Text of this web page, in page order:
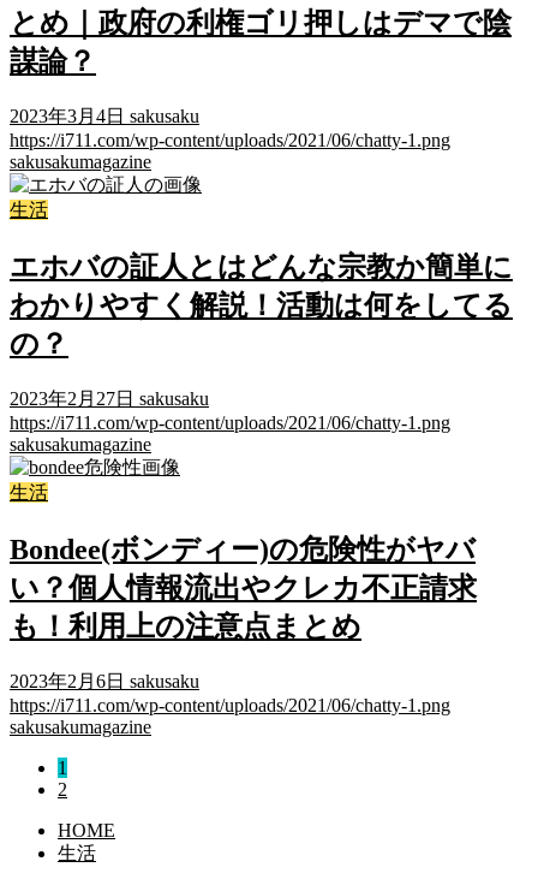
とめ｜政府の利権ゴリ押しはデマで陰
謀論？
2023年3月4日 sakusaku
https://i711.com/wp-content/uploads/2021/06/chatty-1.png
sakusakumagazine
生活
エホバの証人とはどんな宗教か簡単に
わかりやすく解説！活動は何をしてる
の？
2023年2月27日 sakusaku
https://i711.com/wp-content/uploads/2021/06/chatty-1.png
sakusakumagazine
生活
Bondee(ボンディー)の危険性がヤバ
い？個人情報流出やクレカ不正請求
も！利用上の注意点まとめ
2023年2月6日 sakusaku
https://i711.com/wp-content/uploads/2021/06/chatty-1.png
sakusakumagazine
1
2
HOME
生活